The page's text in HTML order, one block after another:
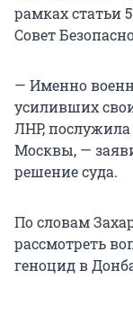
рамках статьи
Совет
— Именно
усиливших
ЛНР,
Москвы, —
решение суда.
По словам
рассмотреть
геноцид в